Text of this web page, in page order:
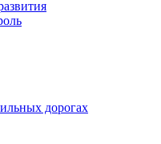
дорогах